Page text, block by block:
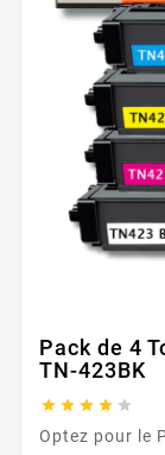
Pack de 4
TN-423BK
    
Optez pour le Pack de 4 Toners compatibles